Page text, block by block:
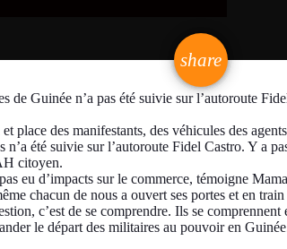
share
email
Guinée n’a pas été suivie sur l’autoroute
des manifestants, des véhicules des
été suivie sur l’autoroute Fidel Castro. Y a
citoyen.
eu d’impacts sur le commerce, témoigne
chacun de nous a ouvert ses portes et en
c’est de se comprendre. Ils se
le départ des militaires au pouvoir en